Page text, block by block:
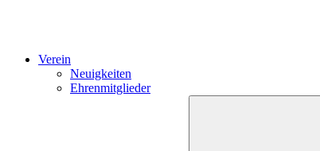
Verein
Neuigkeiten
Ehrenmitglieder